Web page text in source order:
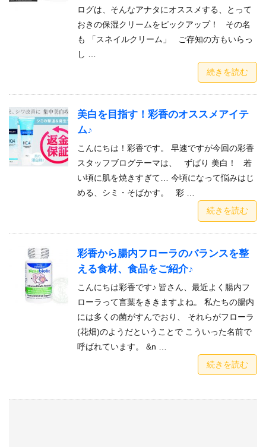
ログは、そんなアナタにオススメする、とって
おきの保湿クリームをピックアップ！ その名
も 「スネイルクリーム」 ご存知の方もいらっ
し …
続きを読む
美白を目指す！彩香のオススメアイテ
ム♪
こんにちは！彩香です。 早速ですが今回の彩香
スタッフブログテーマは、 ずばり 美白！ 若
い頃に肌を焼きすぎて… 今頃になって悩みはじ
める、シミ・そばかす。 彩 …
続きを読む
彩香から腸内フローラのバランスを整
える食材、食品をご紹介♪
こんにちは彩香です♪ 皆さん、最近よく腸内フ
ローラって言葉をききますよね。 私たちの腸内
には多くの菌がすんでおり、 それらがフローラ
(花畑)のようだということで こういった名前で
呼ばれています。 &n …
続きを読む